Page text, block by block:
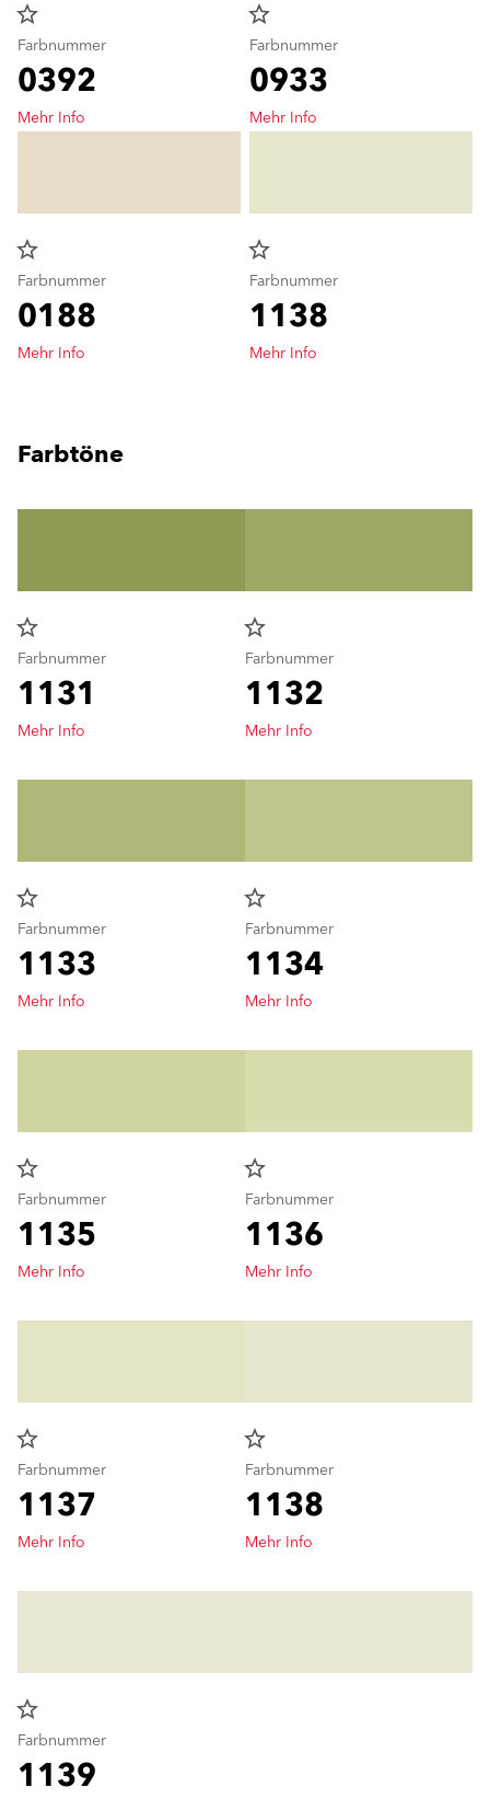
star_border
Farbnummer
0392
Mehr Info
star_border
Farbnummer
0188
Mehr Info
star_border
Farbnummer
0933
Mehr Info
star_border
Farbnummer
1138
Mehr Info
Farbtöne
star_border
Farbnummer
1131
Mehr Info
star_border
Farbnummer
1132
Mehr Info
star_border
Farbnummer
1133
Mehr Info
star_border
Farbnummer
1134
Mehr Info
star_border
Farbnummer
1135
Mehr Info
star_border
Farbnummer
1136
Mehr Info
star_border
Farbnummer
1137
Mehr Info
star_border
Farbnummer
1138
Mehr Info
star_border
Farbnummer
1139